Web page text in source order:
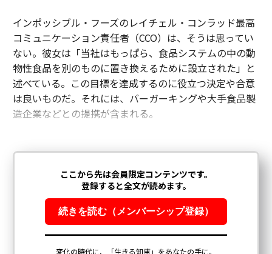
インポッシブル・フーズのレイチェル・コンラッド最高
コミュニケーション責任者（CCO）は、そうは思ってい
ない。彼女は「当社はもっぱら、食品システムの中の動
物性食品を別のものに置き換えるために設立された」と
述べている。この目標を達成するのに役立つ決定や合意
は良いものだ。それには、バーガーキングや大手食品製
造企業などとの提携が含まれる。